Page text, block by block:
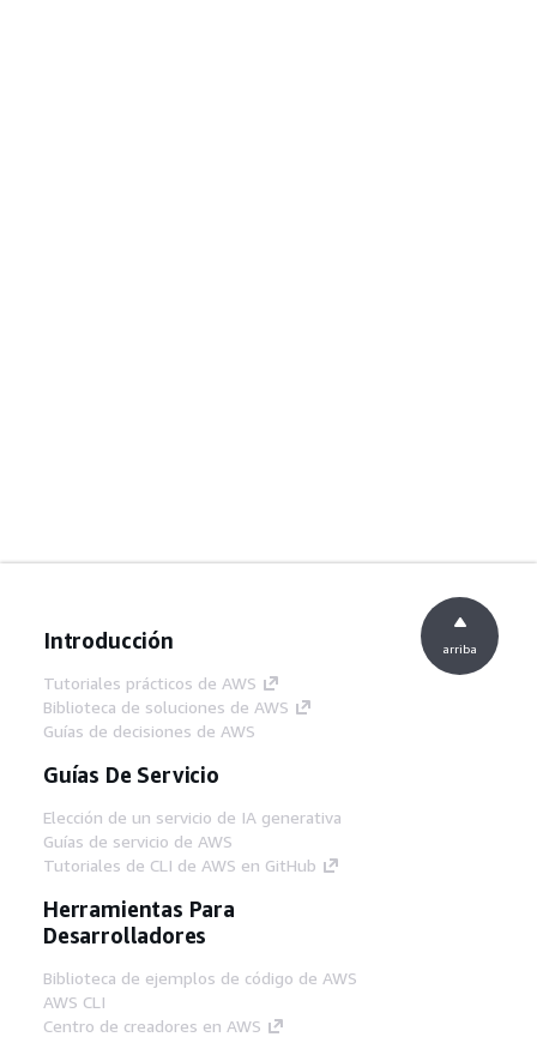
Introducción
Tutoriales prácticos de AWS
Biblioteca de soluciones de AWS
Guías de decisiones de AWS
Guías De Servicio
Elección de un servicio de IA generativa
Guías de servicio de AWS
Tutoriales de CLI de AWS en GitHub
Herramientas Para
Desarrolladores
Biblioteca de ejemplos de código de AWS
AWS CLI
Centro de creadores en AWS
arriba